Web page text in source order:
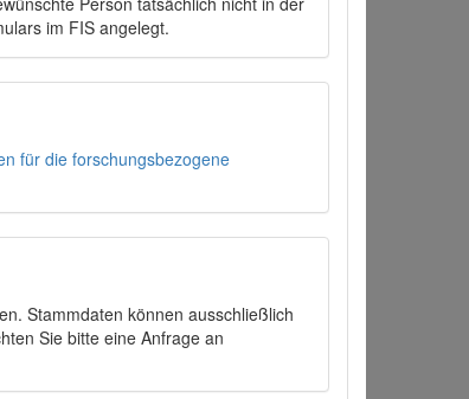
im FIS angelegt.
für die forschungsbezogene
Stammdaten können ausschließlich
Sie bitte eine Anfrage an